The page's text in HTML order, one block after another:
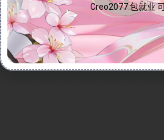
2024-12-20 by免费Creo教程
分析仿真
Creo2077 包就业